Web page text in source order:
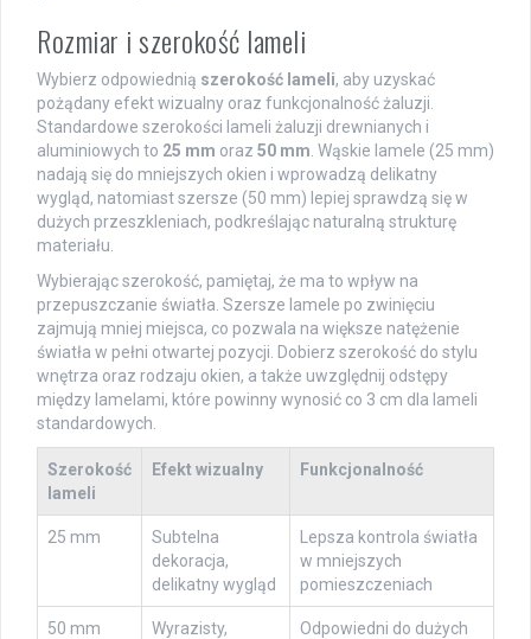
Rozmiar i szerokość lameli
Wybierz odpowiednią szerokość lameli, aby uzyskać
pożądany efekt wizualny oraz funkcjonalność żaluzji.
Standardowe szerokości lameli żaluzji drewnianych i
aluminiowych to 25 mm oraz 50 mm . Wąskie lamele (25 mm)
nadają się do mniejszych okien i wprowadzą delikatny
wygląd, natomiast szersze (50 mm) lepiej sprawdzą się w
dużych przeszkleniach, podkreślając naturalną strukturę
materiału.
Wybierając szerokość, pamiętaj, że ma to wpływ na
przepuszczanie światła. Szersze lamele po zwinięciu
zajmują mniej miejsca, co pozwala na większe natężenie
światła w pełni otwartej pozycji. Dobierz szerokość do stylu
wnętrza oraz rodzaju okien, a także uwzględnij odstępy
między lamelami, które powinny wynosić co 3 cm dla lameli
standardowych.
Szerokość
lameli
Efekt wizualny Funkcjonalność
25 mm
Subtelna
dekoracja,
delikatny wygląd
Lepsza kontrola światła
w mniejszych
pomieszczeniach
50 mm
Wyrazisty,
Odpowiedni do dużych